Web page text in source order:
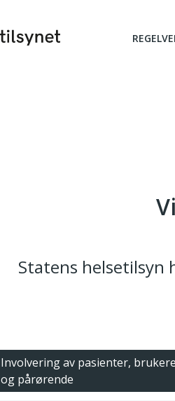
Statens
Involvering av pasienter, brukere
og pårørende